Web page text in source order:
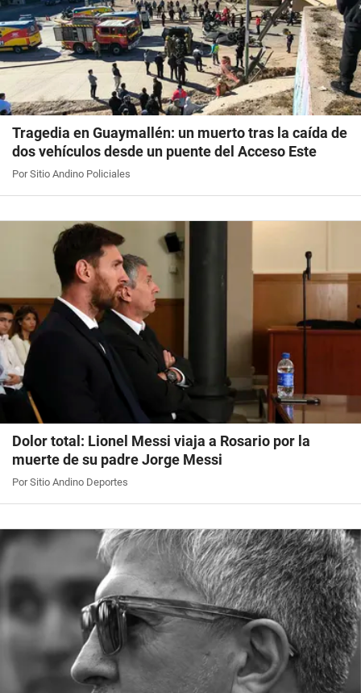
Tragedia en Guaymallén: un muerto tras la caída de
dos vehículos desde un puente del Acceso Este
Por Sitio Andino Policiales
Dolor total: Lionel Messi viaja a Rosario por la
muerte de su padre Jorge Messi
Por Sitio Andino Deportes